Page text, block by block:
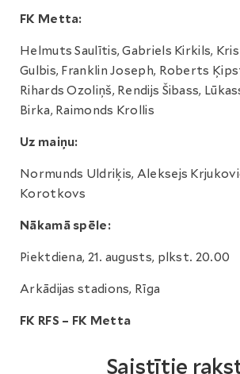
FK Metta:
Helmuts Saulītis, Gabriels Kirkils,
Gulbis, Franklin Joseph, Roberts
Rihards Ozoliņš, Rendijs Šibass,
Birka, Raimonds Krollis
Uz maiņu:
Normunds Uldriķis, Aleksejs
Korotkovs
Nākamā spēle:
Piektdiena, 21. augusts, plkst. 20.00
Arkādijas stadions, Rīga
FK RFS – FK Metta
Saistītie